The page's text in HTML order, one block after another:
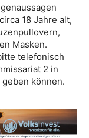
18 Jahre alt,
Masken.
telefonisch
2 in
können.